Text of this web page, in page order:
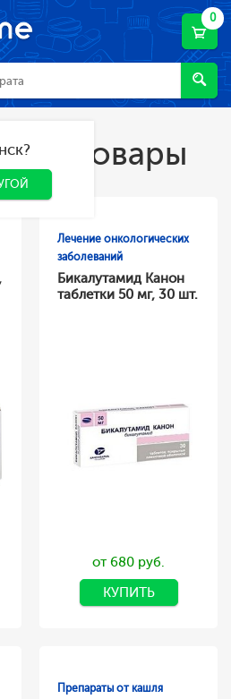
0
товары
Лечение онкологических
заболеваний
Бикалутамид Канон
таблетки 50 мг, 30 шт.
от 680 руб.
КУПИТЬ
Препараты от кашля